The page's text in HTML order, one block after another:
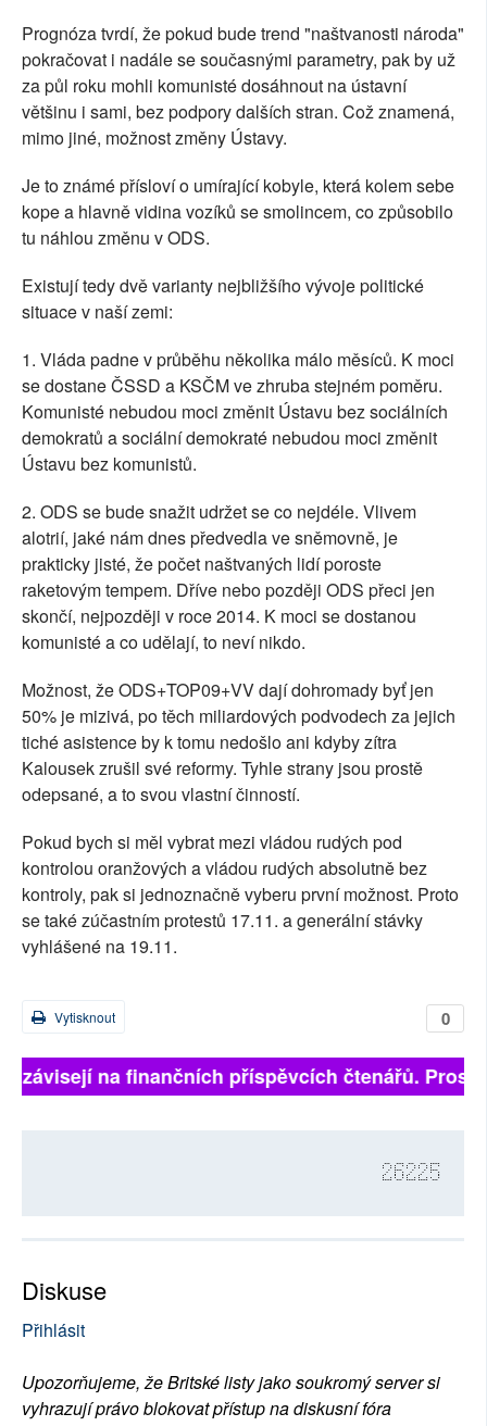
Prognóza tvrdí, že pokud bude trend "naštvanosti národa"
pokračovat i nadále se současnými parametry, pak by už
za půl roku mohli komunisté dosáhnout na ústavní
většinu i sami, bez podpory dalších stran. Což znamená,
mimo jiné, možnost změny Ústavy.
Je to známé přísloví o umírající kobyle, která kolem sebe
kope a hlavně vidina vozíků se smolincem, co způsobilo
tu náhlou změnu v ODS.
Existují tedy dvě varianty nejbližšího vývoje politické
situace v naší zemi:
1. Vláda padne v průběhu několika málo měsíců. K moci
se dostane ČSSD a KSČM ve zhruba stejném poměru.
Komunisté nebudou moci změnit Ústavu bez sociálních
demokratů a sociální demokraté nebudou moci změnit
Ústavu bez komunistů.
2. ODS se bude snažit udržet se co nejdéle. Vlivem
alotrií, jaké nám dnes předvedla ve sněmovně, je
prakticky jisté, že počet naštvaných lidí poroste
raketovým tempem. Dříve nebo později ODS přeci jen
skončí, nejpozději v roce 2014. K moci se dostanou
komunisté a co udělají, to neví nikdo.
Možnost, že ODS+TOP09+VV dají dohromady byť jen
50% je mizivá, po těch miliardových podvodech za jejich
tiché asistence by k tomu nedošlo ani kdyby zítra
Kalousek zrušil své reformy. Tyhle strany jsou prostě
odepsané, a to svou vlastní činností.
Pokud bych si měl vybrat mezi vládou rudých pod
kontrolou oranžových a vládou rudých absolutně bez
kontroly, pak si jednoznačně vyberu první možnost. Proto
se také zúčastním protestů 17.11. a generální stávky
vyhlášené na 19.11.
0
Vytisknout
závisejí na finančních příspěvcích čtenářů.
26225
Diskuse
Přihlásit
Upozorňujeme, že Britské listy jako soukromý server si
vyhrazují právo blokovat přístup na diskusní fóra